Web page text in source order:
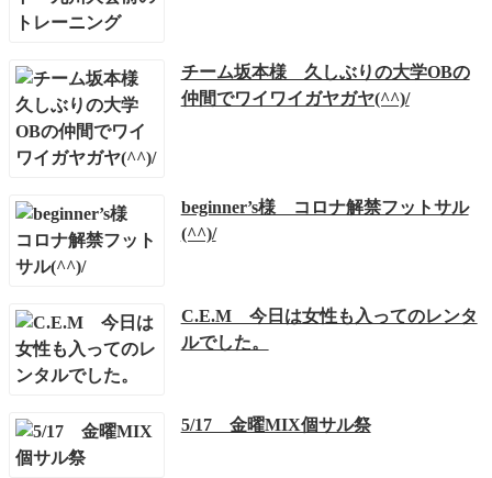
チーム坂本様 久しぶりの大学OBの
仲間でワイワイガヤガヤ(^^)/
beginner’s様 コロナ解禁フットサル
(^^)/
C.E.M 今日は女性も入ってのレンタ
ルでした。
5/17 金曜MIX個サル祭